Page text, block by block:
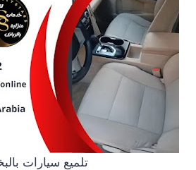
تلميع سيارات